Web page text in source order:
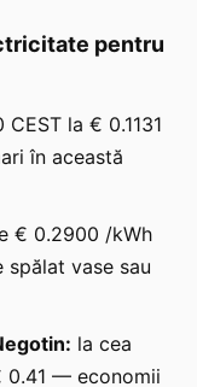
pentru
CEST la € 0.1131
în această
€ 0.2900 /kWh
vase sau
la cea
0.41 — economii